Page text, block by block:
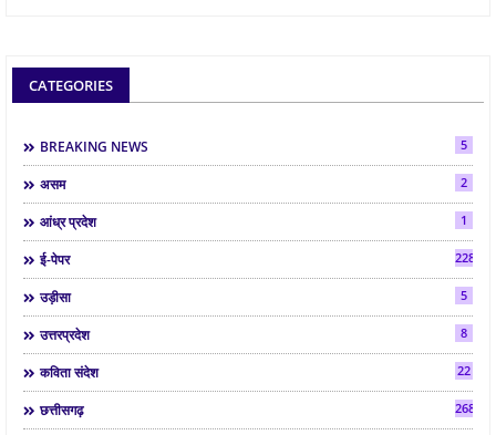
CATEGORIES
BREAKING NEWS 5
असम 2
आंध्र प्रदेश 1
ई-पेपर 2286
उड़ीसा 5
उत्तरप्रदेश 8
कविता संदेश 22
छत्तीसगढ़ 268